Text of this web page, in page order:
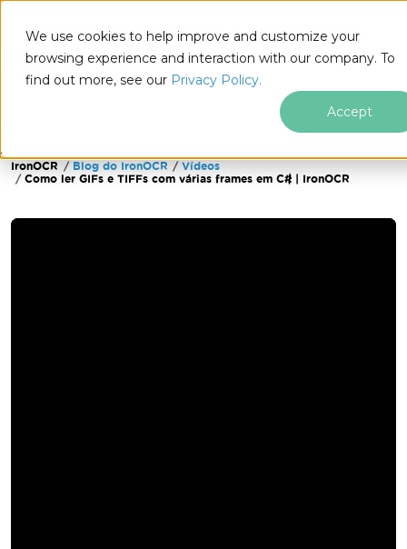
We use cookies to help improve and customize your
browsing experience and interaction with our company. To
find out more, see our Privacy Policy.
Accept
Ir para o conteúdo do rodapé
IronOCR Blog do IronOCR
Vídeos
Como ler GIFs e TIFFs com várias frames em C# | IronOCR